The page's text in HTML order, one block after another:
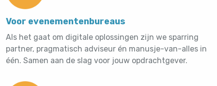
Voor evenementenbureaus
Als het gaat om digitale oplossingen zijn we sparring
partner, pragmatisch adviseur én manusje-van-alles in
één. Samen aan de slag voor jouw opdrachtgever.